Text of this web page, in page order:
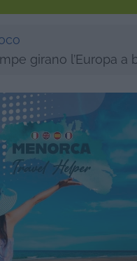
girano l’Europa